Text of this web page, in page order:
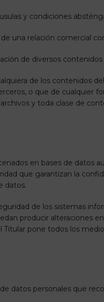
y condiciones
una relación comercial
de diversos
de los contenidos
o que de cualquier
y toda clase de
en bases de datos
que garantizan la
datos.
de los sistemas
producir alteraciones
pone todos los
datos personales que